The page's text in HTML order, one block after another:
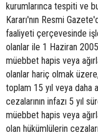
kurumlarınca tespiti ve
Kararı'nın Resmi
faaliyeti çerçevesinde
olanlar ile 1 Haziran
müebbet hapis veya
olanlar hariç olmak
toplam 15 yıl veya daha
cezalarının infazı 5 yıl
müebbet hapis veya
olan hükümlülerin